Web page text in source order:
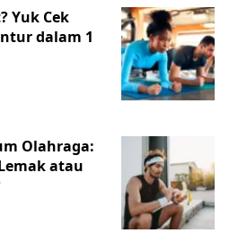
Yuk Cek
dalam 1
Olahraga:
atau